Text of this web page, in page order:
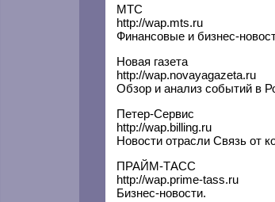
МТС
http://wap.mts.ru
Финансовые и бизнес-
Новая газета
http://wap.novayagazeta.ru
Обзор и анализ событий в
Петер-Сервис
http://wap.billing.ru
Новости отрасли Связь от
ПРАЙМ-ТАСС
http://wap.prime-tass.ru
Бизнес-новости.